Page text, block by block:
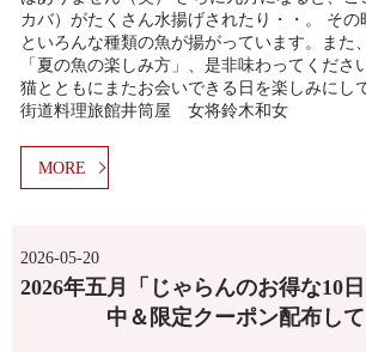
カバ）がたくさん水揚げされたり・・。 その
といろんな種類の魚が揚がっています。また
「夏の魚の楽しみ方」、是非味わってくださ
猫とともにまたお会いできる日を楽しみにし
街道料理旅館井筒屋 女将鈴木和女
MORE
2026-05-20
2026年五月「じゃらんのお得な10
中＆限定クーポン配布して